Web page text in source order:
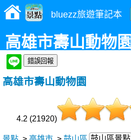
bluezz旅遊筆記本
高雄市壽山動物園
高雄市壽山動物園
4.2 (21920)
鼓山區景點